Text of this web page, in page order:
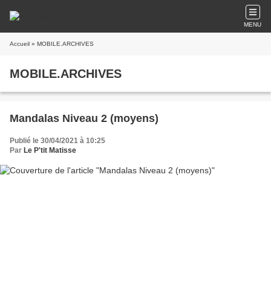
MENU
Accueil » MOBILE.ARCHIVES
MOBILE.ARCHIVES
Mandalas Niveau 2 (moyens)
Publié le 30/04/2021 à 10:25
Par Le P'tit Matisse